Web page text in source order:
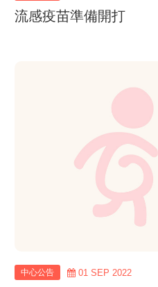
流感疫苗準備開打
view
more
中心公告 01 SEP 2022